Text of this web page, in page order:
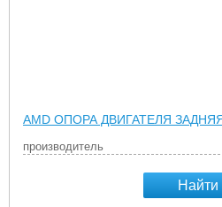
AMD ОПОРА ДВИГАТЕЛЯ ЗАДНЯЯ
производитель
Найти